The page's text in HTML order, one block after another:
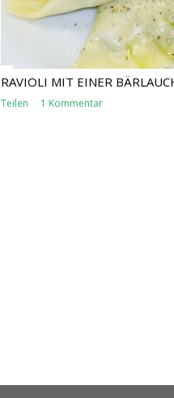
RAVIOLI MIT EINER
Teilen 1 Kommentar